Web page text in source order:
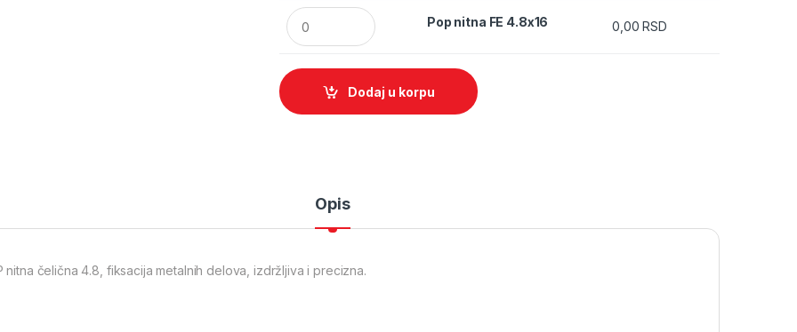
Pop nitna FE 4.8x16 quantity
Pop nitna FE 4.8x16 0,00RSD
Dodaj u korpu
Opis
nitna čelična 4.8, fiksacija metalnih delova, izdržljiva i precizna.